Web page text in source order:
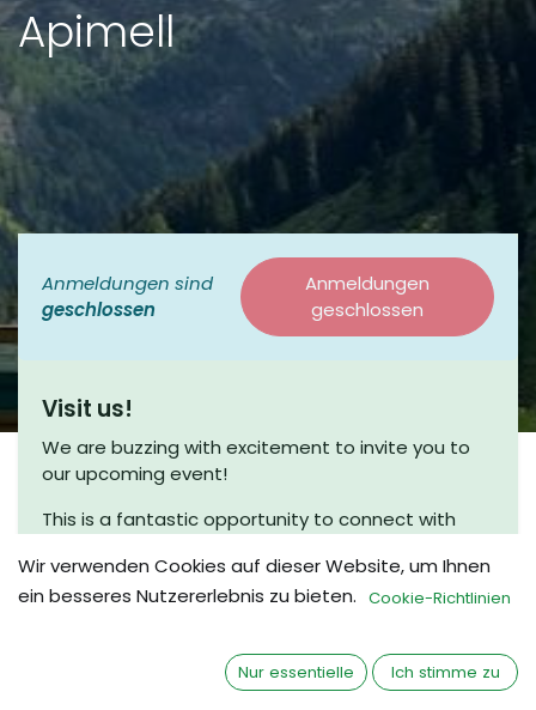
Apimell
Anmeldungen sind
geschlossen
Anmeldungen
geschlossen
Visit us!
We are buzzing with excitement to invite you to
our upcoming event!
This is a fantastic opportunity to connect with
discussions. Join us for a coffee chat, where we
can share insights and explore new ideas in a
Whether you’re a seasoned beekeeper or just
beginning your journey, we would love to have you
Wir verwenden Cookies auf dieser Website, um Ihnen
ein besseres Nutzererlebnis zu bieten. Cookie-Richtlinien
Nur essentielle Ich stimme zu